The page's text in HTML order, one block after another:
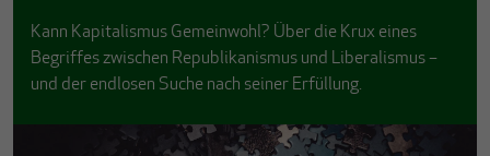
Kann Kapitalismus Gemeinwohl? Über die Krux eines
Begriffes zwischen Republikanismus und Liberalismus –
und der endlosen Suche nach seiner Erfüllung.